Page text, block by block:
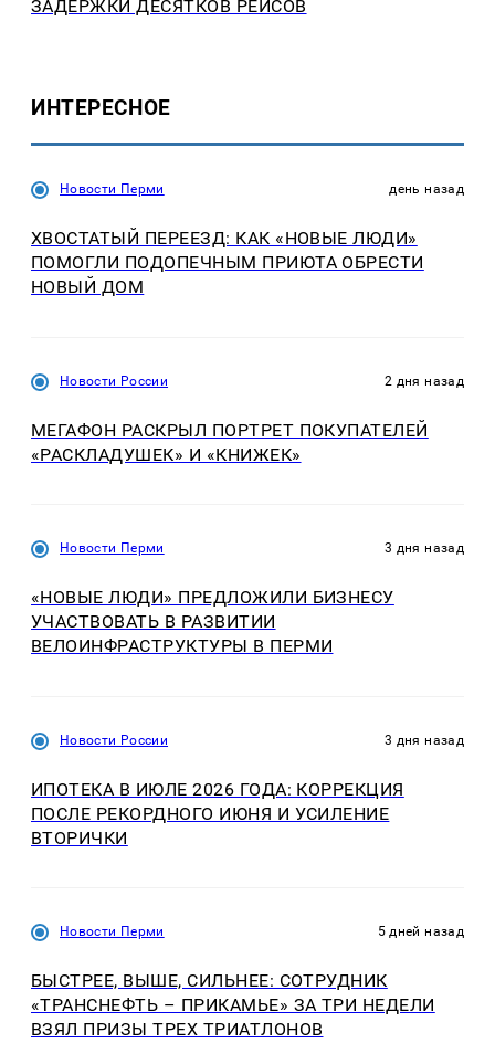
ЗАДЕРЖКИ ДЕСЯТКОВ РЕЙСОВ
ИНТЕРЕСНОЕ
Новости Перми день назад
ХВОСТАТЫЙ ПЕРЕЕЗД: КАК «НОВЫЕ ЛЮДИ»
ПОМОГЛИ ПОДОПЕЧНЫМ ПРИЮТА ОБРЕСТИ
НОВЫЙ ДОМ
Новости России 2 дня назад
МЕГАФОН РАСКРЫЛ ПОРТРЕТ ПОКУПАТЕЛЕЙ
«РАСКЛАДУШЕК» И «КНИЖЕК»
Новости Перми 3 дня назад
«НОВЫЕ ЛЮДИ» ПРЕДЛОЖИЛИ БИЗНЕСУ
УЧАСТВОВАТЬ В РАЗВИТИИ
ВЕЛОИНФРАСТРУКТУРЫ В ПЕРМИ
Новости России 3 дня назад
ИПОТЕКА В ИЮЛЕ 2026 ГОДА: КОРРЕКЦИЯ
ПОСЛЕ РЕКОРДНОГО ИЮНЯ И УСИЛЕНИЕ
ВТОРИЧКИ
Новости Перми 5 дней назад
БЫСТРЕЕ, ВЫШЕ, СИЛЬНЕЕ: СОТРУДНИК
«ТРАНСНЕФТЬ – ПРИКАМЬЕ» ЗА ТРИ НЕДЕЛИ
ВЗЯЛ ПРИЗЫ ТРЕХ ТРИАТЛОНОВ